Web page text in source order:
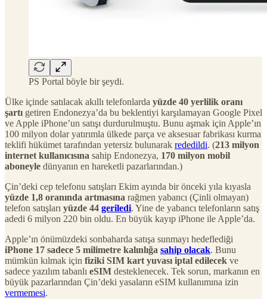
PS Portal böyle bir şeydi.
Ülke içinde satılacak akıllı telefonlarda yüzde 40 yerlilik oranı
şartı getiren Endonezya’da bu beklentiyi karşılamayan Google Pixel
ve Apple iPhone’un satışı durdurulmuştu. Bunu aşmak için Apple’ın
100 milyon dolar yatırımla ülkede parça ve aksesuar fabrikası kurma
teklifi hükümet tarafından yetersiz bulunarak rededildi. (213 milyon
internet kullanıcısına sahip Endonezya, 170 milyon mobil
aboneyle dünyanın en hareketli pazarlarından.)
Çin’deki cep telefonu satışları Ekim ayında bir önceki yıla kıyasla
yüzde 1,8 oranında artmasına rağmen yabancı (Çinli olmayan)
telefon satışları yüzde 44 geriledi. Yine de yabancı telefonların satış
adedi 6 milyon 220 bin oldu. En büyük kayıp iPhone ile Apple’da.
Apple’ın önümüzdeki sonbaharda satışa sunmayı hedeflediği
iPhone 17 sadece 5 milimetre kalınlığa sahip olacak. Bunu
mümkün kılmak için fiziki SIM kart yuvası iptal edilecek ve
sadece yazılım tabanlı eSIM desteklenecek. Tek sorun, markanın en
büyük pazarlarından Çin’deki yasaların eSIM kullanımına izin
vermemesi.